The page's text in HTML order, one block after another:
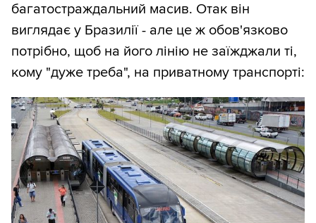
багатостраждальний масив. Отак він
виглядає у Бразилії - але це ж обов'язково
потрібно, щоб на його лінію не заїжджали ті,
кому "дуже треба", на приватному транспорті: